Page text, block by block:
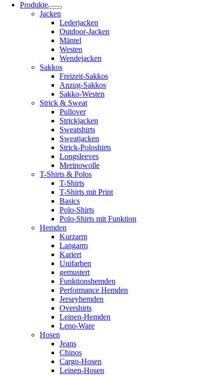
Produkte
Jacken
Lederjacken
Outdoor-Jacken
Mäntel
Westen
Wendejacken
Sakkos
Freizeit-Sakkos
Anzug-Sakkos
Sakko-Westen
Strick & Sweat
Pullover
Strickjacken
Sweatshirts
Sweatjacken
Strick-Poloshirts
Longsleeves
Merinowolle
T-Shirts & Polos
T-Shirts
T-Shirts mit Print
Basics
Polo-Shirts
Polo-Shirts mit Funktion
Hemden
Kurzarm
Langarm
Kariert
Unifarben
gemustert
Funktionshemden
Performance Hemden
Jerseyhemden
Overshirts
Leinen-Hemden
Leno-Ware
Hosen
Jeans
Chinos
Cargo-Hosen
Leinen-Hosen